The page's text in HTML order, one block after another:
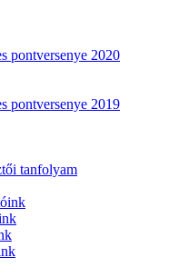
pontversenye 2020
pontversenye 2019
tanfolyam